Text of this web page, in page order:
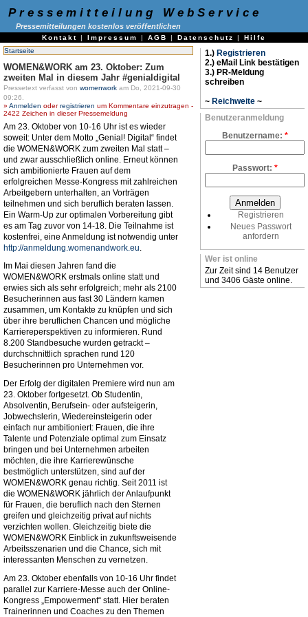
Pressemitteilung WebService
Pressemitteilungen kostenlos veröffentlichen
Kontakt | Impressum | AGB | Datenschutz | Hilfe
Startseite
WOMEN&WORK am 23. Oktober: Zum
zweiten Mal in diesem Jahr #genialdigital
Pressetext verfasst von womenwork am Do, 2021-09-30
09:26.
» Anmelden oderregistrieren um Kommentare einzutragen -
2422 Zeichen in dieser Pressemeldung
Am 23. Oktober von 10-16 Uhr ist es wieder
soweit: Unter dem Motto „Genial! Digital“ findet
die WOMEN&WORK zum zweiten Mal statt –
und zwar ausschließlich online. Erneut können
sich ambitionierte Frauen auf dem
erfolgreichen Messe-Kongress mit zahlreichen
Arbeitgebern unterhalten, an Vorträgen
teilnehmen und sich beruflich beraten lassen.
Ein Warm-Up zur optimalen Vorbereitung gibt
es am Tag zuvor von 14-18. Die Teilnahme ist
kostenfrei, eine Anmeldung ist notwendig unter
http://anmeldung.womenandwork.eu
Im Mai diesen Jahren fand die
WOMEN&WORK erstmals online statt und
erwies sich als sehr erfolgreich; mehr als 2100
Besucherinnen aus fast 30 Ländern kamen
zusammen, um Kontakte zu knüpfen und sich
über ihre beruflichen Chancen und mögliche
Karriereperspektiven zu informieren. Rund
8.200 Standbesuche wurden getrackt –
durchschnittlich sprachen rund 120
Besucherinnen pro Unternehmen vor.
Der Erfolg der digitalen Premiere wird nun am
23. Oktober fortgesetzt. Ob Studentin,
Absolventin, Berufsein- oder aufsteigerin,
Jobwechslerin, Wiedereinsteigerin oder
einfach nur ambitioniert: Frauen, die ihre
Talente und Potenziale optimal zum Einsatz
bringen und bei Unternehmen arbeiten
möchten, die ihre Karrierewünsche
bestmöglich unterstützen, sind auf der
WOMEN&WORK genau richtig. Seit 2011 ist
die WOMEN&WORK jährlich der Anlaufpunkt
für Frauen, die beruflich nach den Sternen
greifen und gleichzeitig privat auf nichts
verzichten wollen. Gleichzeitig biete die
WOMEN&WORK Einblick in zukunftsweisende
Arbeitsszenarien und die Chance, sich mit
interessanten Menschen zu vernetzen.
Am 23. Oktober ebenfalls von 10-16 Uhr findet
parallel zur Karriere-Messe auch der Online-
Kongress „Empowerment“ statt. Hier beraten
Trainerinnen und Coaches zu den Themen
1.) Registrieren
2.) eMail Link bestätigen
3.) PR-Meldung
schreiben
~ Reichweite ~
Benutzeranmeldung
Benutzername: *
Passwort: *
Registrieren
Neues Passwort
anfordern
Wer ist online
Zur Zeit sind 14 Benutzer
und 3406 Gäste online.